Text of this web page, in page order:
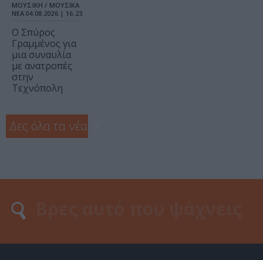
ΜΟΥΣΙΚΗ / ΜΟΥΣΙΚΑ
ΝΕΑ 04.08.2026 | 16.23
Ο Σπύρος
Γραμμένος για
μια συναυλία
με ανατροπές
στην
Τεχνόπολη
Δες όλα τα νέα